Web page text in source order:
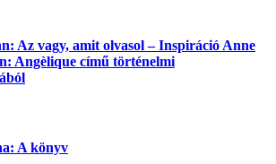
Az vagy, amit olvasol – Inspiráció Anne
Angèlique című történelmi
A könyv